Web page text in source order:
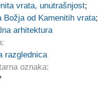
vrata, unutrašnjost;
Božja od Kamenitih vrata;
arhitektura
razglednica
oznaka: